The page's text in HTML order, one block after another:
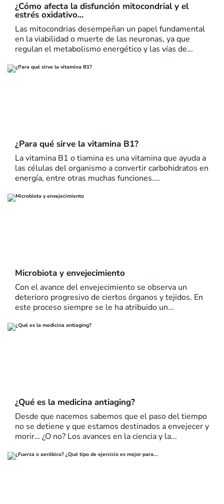
¿Cómo afecta la disfunción mitocondrial y el
estrés oxidativo...
Las mitocondrias desempeñan un papel fundamental
en la viabilidad o muerte de las neuronas, ya que
regulan el metabolismo energético y las vías de...
¿Para qué sirve la vitamina B1?
La vitamina B1 o tiamina es una vitamina que ayuda a
las células del organismo a convertir carbohidratos en
energía, entre otras muchas funciones....
Microbiota y envejecimiento
Con el avance del envejecimiento se observa un
deterioro progresivo de ciertos órganos y tejidos. En
este proceso siempre se le ha atribuido un...
¿Qué es la medicina antiaging?
Desde que nacemos sabemos que el paso del tiempo
no se detiene y que estamos destinados a envejecer y
morir… ¿O no? Los avances en la ciencia y la...